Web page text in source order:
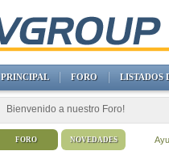
PRINCIPAL FORO LISTADOS
Bienvenido a nuestro Foro!
FORO NOVEDADES